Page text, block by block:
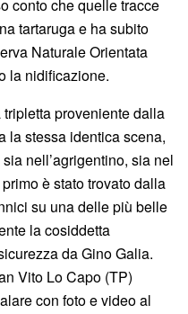
conto che quelle tracce
tartaruga e ha subito
Naturale Orientata
la nidificazione.
tripletta proveniente dalla
la stessa identica scena,
nell’agrigentino, sia nel
è stato trovato dalla
su una delle più belle
la cosiddetta
da Gino Galia.
Vito Lo Capo (TP)
con foto e video al